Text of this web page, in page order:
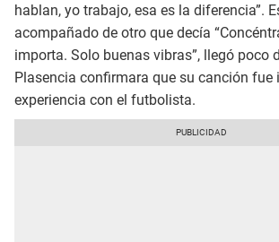
hablan, yo trabajo, esa es la diferencia”.
acompañado de otro que decía
importa. Solo buenas vibras”, llegó poco
Plasencia confirmara que su canción fue
experiencia con el futbolista.